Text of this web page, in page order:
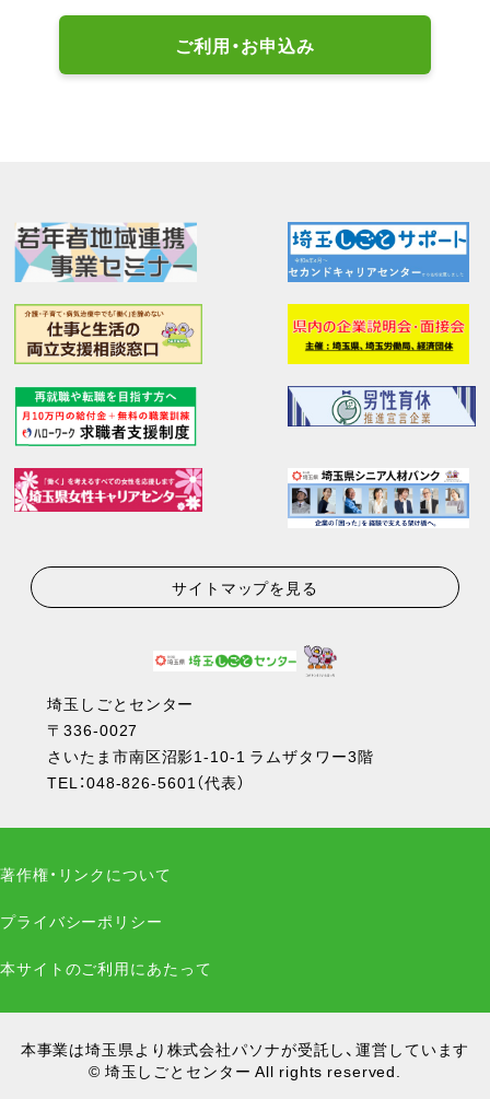
ご利用・お申込み
サイトマップを見る
埼玉しごとセンター
〒336-0027
さいたま市南区沼影1-10-1 ラムザタワー3階
TEL：048-826-5601（代表）
著作権・リンクについて
プライバシーポリシー
本サイトのご利用にあたって
本事業は埼玉県より株式会社パソナが受託し、運営しています
© 埼玉しごとセンター All rights reserved.